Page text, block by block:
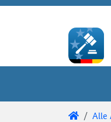
Zoll-Alle